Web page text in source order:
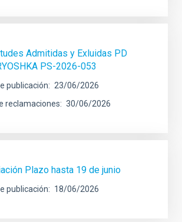
Admitidas y Exluidas PD
PS-2026-053
publicación
23/06/2026
reclamaciones
30/06/2026
Plazo hasta 19 de junio
publicación 18/06/2026